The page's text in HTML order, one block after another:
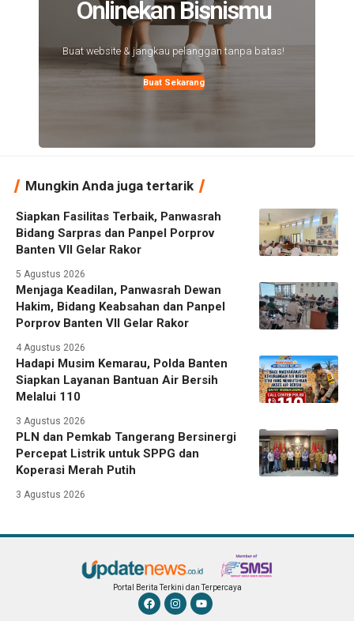
Onlinekan Bisnismu
Buat website & jangkau pelanggan tanpa batas!
Buat Sekarang
Mungkin Anda juga tertarik
Siapkan Fasilitas Terbaik, Panwasrah
Bidang Sarpras dan Panpel Porprov
Banten VII Gelar Rakor
5 Agustus 2026
Menjaga Keadilan, Panwasrah Dewan
Hakim, Bidang Keabsahan dan Panpel
Porprov Banten VII Gelar Rakor
4 Agustus 2026
Hadapi Musim Kemarau, Polda Banten
Siapkan Layanan Bantuan Air Bersih
Melalui 110
3 Agustus 2026
PLN dan Pemkab Tangerang Bersinergi
Percepat Listrik untuk SPPG dan
Koperasi Merah Putih
3 Agustus 2026
Portal Berita Terkini dan Terpercaya